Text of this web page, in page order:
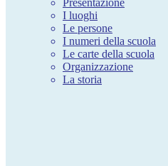
Presentazione
I luoghi
Le persone
I numeri della scuola
Le carte della scuola
Organizzazione
La storia